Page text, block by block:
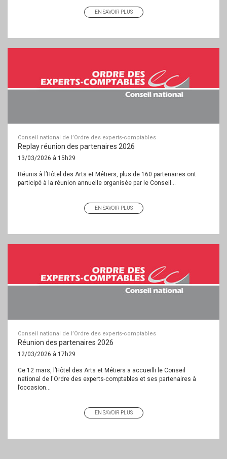
EN SAVOIR PLUS
Conseil national de l’Ordre des experts-comptables
Replay réunion des partenaires 2026
13/03/2026 à 15h29
Réunis à l’Hôtel des Arts et Métiers, plus de 160 partenaires ont
participé à la réunion annuelle organisée par le Conseil...
EN SAVOIR PLUS
Conseil national de l’Ordre des experts-comptables
Réunion des partenaires 2026
12/03/2026 à 17h29
Ce 12 mars, l’Hôtel des Arts et Métiers a accueilli le Conseil
national de l'Ordre des experts-comptables et ses partenaires à
l’occasion...
EN SAVOIR PLUS